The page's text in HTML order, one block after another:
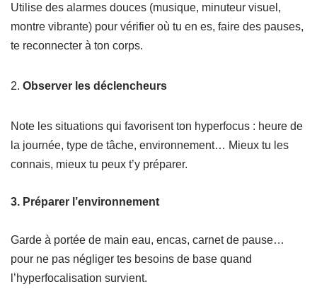
Utilise des alarmes douces (musique, minuteur visuel,
montre vibrante) pour vérifier où tu en es, faire des pauses,
te reconnecter à ton corps.
2. Observer les déclencheurs
Note les situations qui favorisent ton hyperfocus : heure de
la journée, type de tâche, environnement… Mieux tu les
connais, mieux tu peux t’y préparer.
3. Préparer l’environnement
Garde à portée de main eau, encas, carnet de pause…
pour ne pas négliger tes besoins de base quand
l’hyperfocalisation survient.